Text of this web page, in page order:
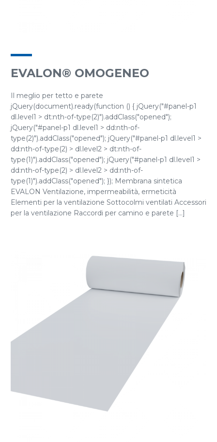
EVALON® OMOGENEO
Il meglio per tetto e parete
jQuery(document).ready(function () { jQuery("#panel-p1
dl.level1 > dt:nth-of-type(2)").addClass("opened");
jQuery("#panel-p1 dl.level1 > dd:nth-of-
type(2)").addClass("opened"); jQuery("#panel-p1 dl.level1 >
dd:nth-of-type(2) > dl.level2 > dt:nth-of-
type(1)").addClass("opened"); jQuery("#panel-p1 dl.level1 >
dd:nth-of-type(2) > dl.level2 > dd:nth-of-
type(1)").addClass("opened"); }); Membrana sintetica
EVALON Ventilazione, impermeabilità, ermeticità
Elementi per la ventilazione Sottocolmi ventilati Accessori
per la ventilazione Raccordi per camino e parete [...]